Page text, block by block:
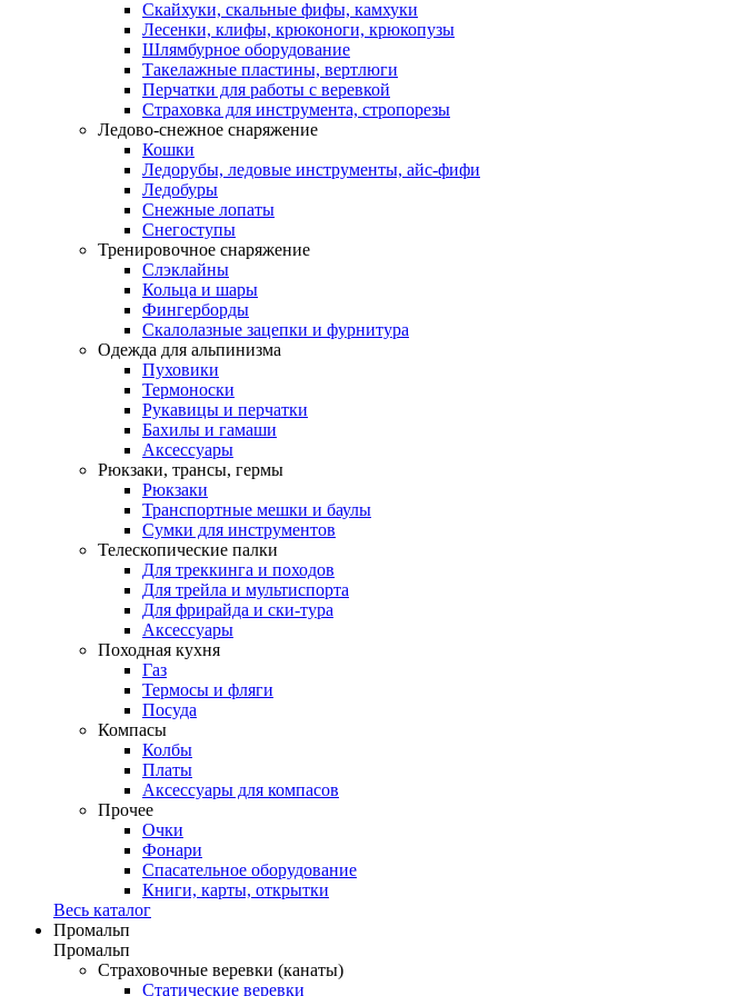
Скайхуки, скальные фифы, камхуки
Лесенки, клифы, крюконоги, крюкопузы
Шлямбурное оборудование
Такелажные пластины, вертлюги
Перчатки для работы с веревкой
Страховка для инструмента, стропорезы
Ледово-снежное снаряжение
Кошки
Ледорубы, ледовые инструменты, айс-фифи
Ледобуры
Снежные лопаты
Снегоступы
Тренировочное снаряжение
Слэклайны
Кольца и шары
Фингерборды
Скалолазные зацепки и фурнитура
Одежда для альпинизма
Пуховики
Термоноски
Рукавицы и перчатки
Бахилы и гамаши
Аксессуары
Рюкзаки, трансы, гермы
Рюкзаки
Транспортные мешки и баулы
Сумки для инструментов
Телескопические палки
Для треккинга и походов
Для трейла и мультиспорта
Для фрирайда и ски-тура
Аксессуары
Походная кухня
Газ
Термосы и фляги
Посуда
Компасы
Колбы
Платы
Аксессуары для компасов
Прочее
Очки
Фонари
Спасательное оборудование
Книги, карты, открытки
Весь каталог
Промальп
Промальп
Страховочные веревки (канаты)
Статические веревки